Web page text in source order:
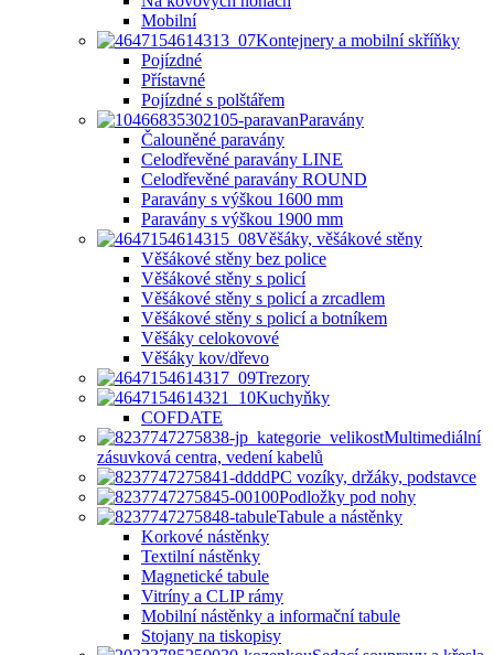
Mobilní
Kontejnery a mobilní skříňky
Pojízdné
Přístavné
Pojízdné s polštářem
Paravány
Čalouněné paravány
Celodřevěné paravány LINE
Celodřevěné paravány ROUND
Paravány s výškou 1600 mm
Paravány s výškou 1900 mm
Věšáky, věšákové stěny
Věšákové stěny bez police
Věšákové stěny s policí
Věšákové stěny s policí a zrcadlem
Věšákové stěny s policí a botníkem
Věšáky celokovové
Věšáky kov/dřevo
Trezory
Kuchyňky
COFDATE
Multimediální
zásuvková centra, vedení kabelů
PC vozíky, držáky, podstavce
Podložky pod nohy
Tabule a nástěnky
Korkové nástěnky
Textilní nástěnky
Magnetické tabule
Vitríny a CLIP rámy
Mobilní nástěnky a informační tabule
Stojany na tiskopisy